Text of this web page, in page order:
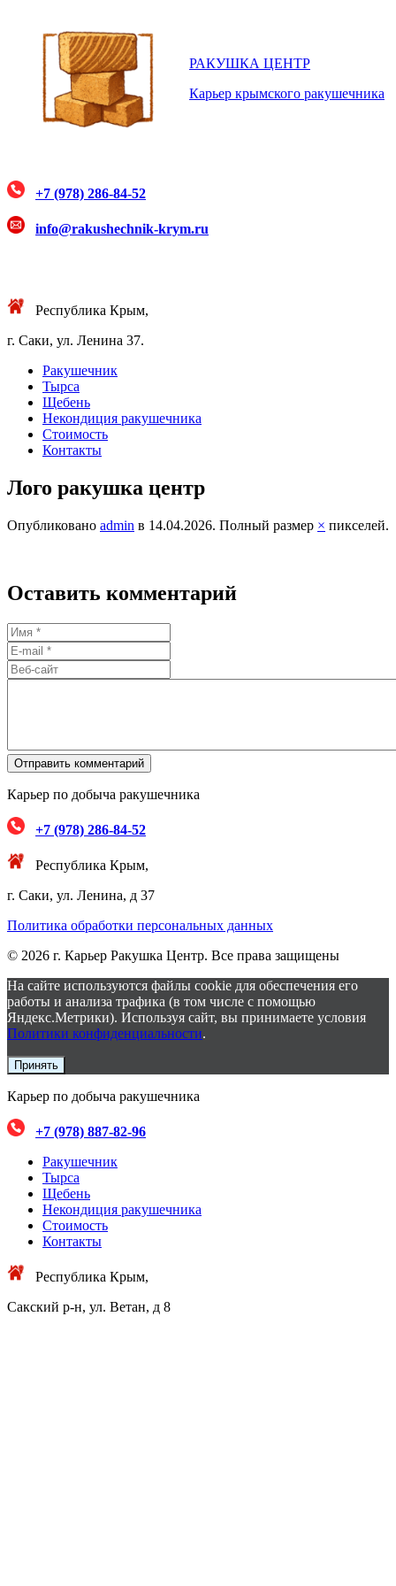
РАКУШКА ЦЕНТР
Карьер крымского ракушечника
+7 (978) 286-84-52
info@rakushechnik-krym.ru
Республика Крым,
г. Саки, ул. Ленина 37.
Ракушечник
Тырса
Щебень
Некондиция ракушечника
Стоимость
Контакты
Лого ракушка центр
Опубликовано admin в 14.04.2026. Полный размер × пикселей.
Оставить комментарий
Карьер по добыча ракушечника
+7 (978) 286-84-52
Республика Крым,
г. Саки, ул. Ленина, д 37
Политика обработки персональных данных
© 2026 г. Карьер Ракушка Центр. Все права защищены
На сайте используются файлы cookie для обеспечения его
работы и анализа трафика (в том числе с помощью
Яндекс.Метрики). Используя сайт, вы принимаете условия
Политики конфиденциальности.
Принять
Карьер по добыча ракушечника
+7 (978) 887-82-96
Ракушечник
Тырса
Щебень
Некондиция ракушечника
Стоимость
Контакты
Республика Крым,
Сакский р-н, ул. Ветан, д 8